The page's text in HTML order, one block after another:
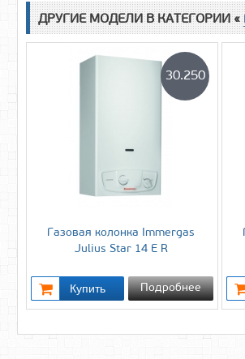
ДРУГИЕ МОДЕЛИ В КАТЕГОРИИ «
Газовая колонка Immergas
Julius Star 14 E R
30.250
Подробнее